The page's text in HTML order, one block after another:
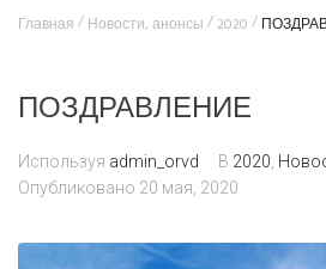
Главная / Новости, анонсы /2020 /
ПОЗДРАВЛЕНИЕ
Используя admin_orvd В 2020
Опубликовано 20 мая, 2020